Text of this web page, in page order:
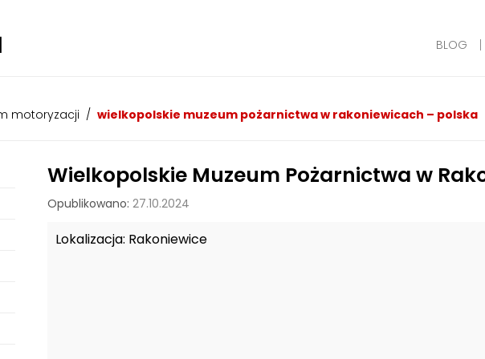
BLOG
motoryzacji / wielkopolskie muzeum pożarnictwa w rakoniewicach – polska
Wielkopolskie Muzeum Pożarnictwa w
Opublikowano: 27.10.2024
Lokalizacja: Rakoniewice